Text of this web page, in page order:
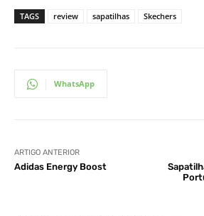
TAGS review sapatilhas Skechers
WhatsApp
ARTIGO ANTERIOR
Adidas Energy Boost